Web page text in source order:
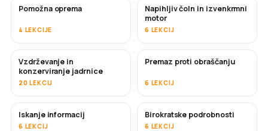
Pomožna oprema
4 LEKCIJE
Napihljiv čoln in izvenkrmni
motor
6 LEKCIJ
Vzdrževanje in
konzerviranje jadrnice
20 LEKCIJ
KMALU
Premaz proti obraščanju
6 LEKCIJ
Iskanje informacij
6 LEKCIJ
Birokratske podrobnosti
6 LEKCIJ